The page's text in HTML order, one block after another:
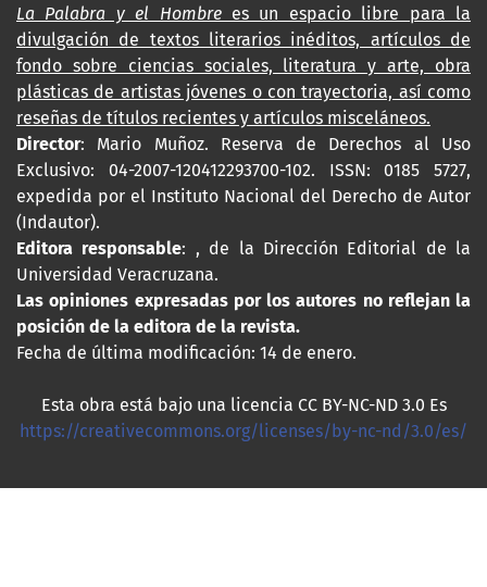
La Palabra y el Hombre es un espacio libre para la
divulgación de textos literarios inéditos, artículos de
fondo sobre ciencias sociales, literatura y arte, obra
plásticas de artistas jóvenes o con trayectoria, así como
reseñas de títulos recientes y artículos misceláneos.
Director: Mario Muñoz. Reserva de Derechos al Uso
Exclusivo: 04-2007-120412293700-102. ISSN: 0185 5727,
expedida por el Instituto Nacional del Derecho de Autor
(Indautor).
Editora responsable: , de la Dirección Editorial de la
Universidad Veracruzana.
Las opiniones expresadas por los autores no reflejan la
posición de la editora de la revista.
Fecha de última modificación: 14 de enero.
Esta obra está bajo una licencia CC BY-NC-ND 3.0 Es
https://creativecommons.org/licenses/by-nc-nd/3.0/es/